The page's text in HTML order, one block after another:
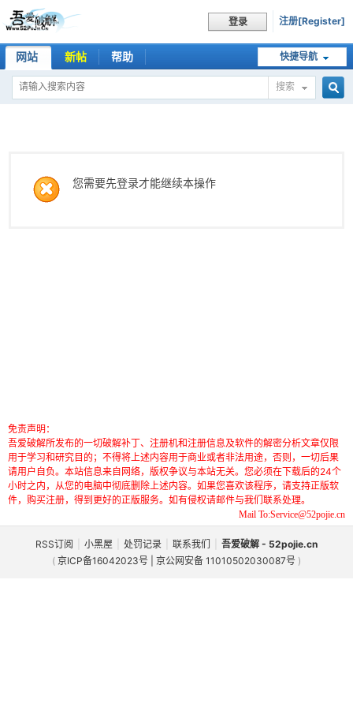
登录 注册[Register]
快捷导航
网站 新帖 帮助
搜索
您需要先登录才能继续本操作
免责声明：
吾爱破解所发布的一切破解补丁、注册机和注册信息及软件的解密分析文章仅限
用于学习和研究目的；不得将上述内容用于商业或者非法用途，否则，一切后果
请用户自负。本站信息来自网络，版权争议与本站无关。您必须在下载后的24个
小时之内，从您的电脑中彻底删除上述内容。如果您喜欢该程序，请支持正版软
件，购买注册，得到更好的正版服务。如有侵权请邮件与我们联系处理。
Mail To:Service@52pojie.cn
RSS订阅 小黑屋 处罚记录 联系我们
吾爱破解 - 52pojie.cn
( 京ICP备16042023号 | 京公网安备 11010502030087号 )